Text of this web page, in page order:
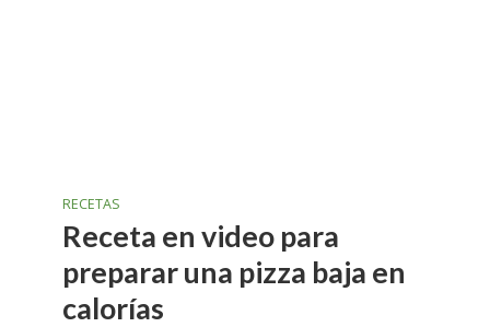
RECETAS
Receta en video para
preparar una pizza baja en
calorías